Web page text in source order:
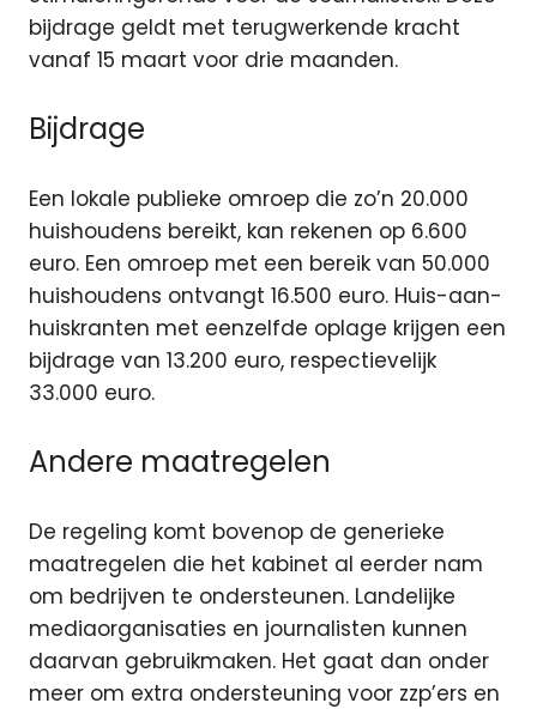
bijdrage geldt met terugwerkende kracht
vanaf 15 maart voor drie maanden.
Bijdrage
Een lokale publieke omroep die zo’n 20.000
huishoudens bereikt, kan rekenen op 6.600
euro. Een omroep met een bereik van 50.000
huishoudens ontvangt 16.500 euro. Huis-aan-
huiskranten met eenzelfde oplage krijgen een
bijdrage van 13.200 euro, respectievelijk
33.000 euro.
Andere maatregelen
De regeling komt bovenop de generieke
maatregelen die het kabinet al eerder nam
om bedrijven te ondersteunen. Landelijke
mediaorganisaties en journalisten kunnen
daarvan gebruikmaken. Het gaat dan onder
meer om extra ondersteuning voor zzp’ers en